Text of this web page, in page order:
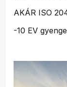
AKÁR ISO
-10 EV